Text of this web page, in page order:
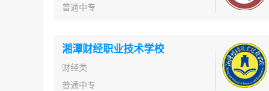
普通中专
湘潭财经职业技术学校
财经类
普通中专